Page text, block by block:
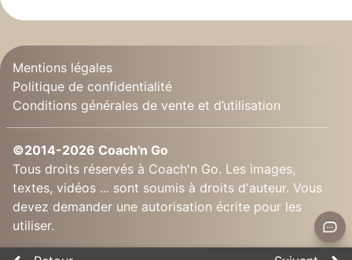
Mentions légales
Politique de confidentialité
Conditions générales de vente et d’utilisation
©2014-2026 Coach'n Go
Tous droits réservés à Coach'n Go. Les images,
textes, vidéos ... sont soumis à droits d'auteur. Vous
devez demander une autorisation écrite pour les
utiliser.